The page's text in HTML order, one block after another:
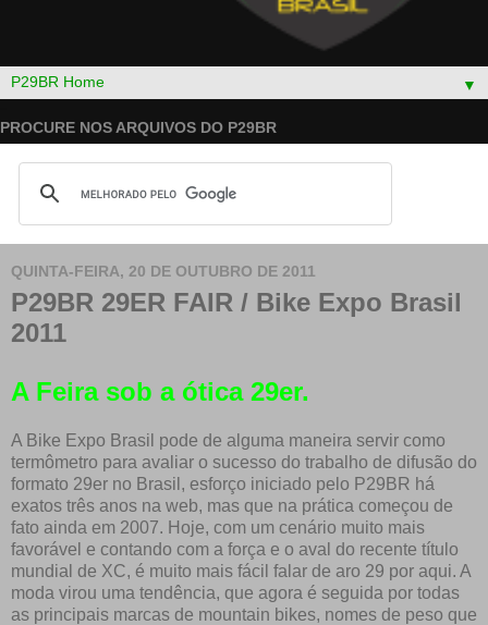
▼
PROCURE NOS ARQUIVOS DO P29BR
QUINTA-FEIRA, 20 DE OUTUBRO DE 2011
P29BR 29ER FAIR / Bike Expo Brasil
2011
A Feira sob a ótica 29er.
A Bike Expo Brasil pode de alguma maneira servir como
termômetro para avaliar o sucesso do trabalho de difusão do
formato 29er no Brasil, esforço iniciado pelo P29BR há
exatos três anos na web, mas que na prática começou de
fato ainda em 2007. Hoje, com um cenário muito mais
favorável e contando com a força e o aval do recente título
mundial de XC, é muito mais fácil falar de aro 29 por aqui. A
moda virou uma tendência, que agora é seguida por todas
as principais marcas de mountain bikes, nomes de peso que